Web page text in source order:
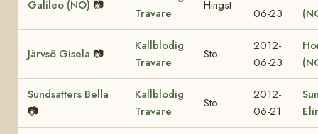
Galileo (NO) 📷
Travare
Hingst
06-23
Järvsö Gisela 📷
Kallblodig
Travare
Sto
2012-
06-23
Sundsätters Bella
📷
Kallblodig
Travare
Sto
2012-
06-21